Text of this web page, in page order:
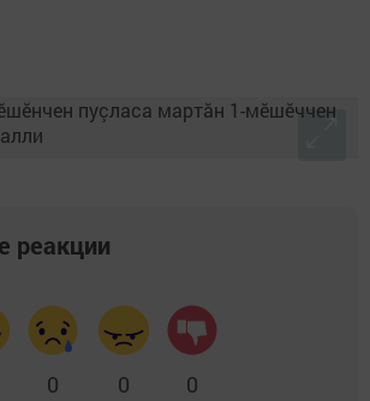
реакции
0 0 0